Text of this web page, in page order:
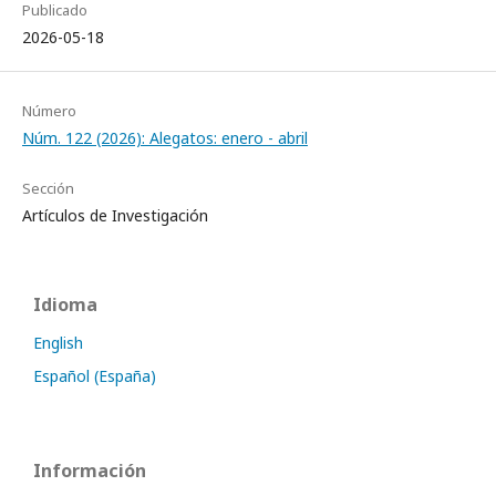
Publicado
2026-05-18
Número
Núm. 122 (2026): Alegatos: enero - abril
Sección
Artículos de Investigación
Idioma
English
Español (España)
Información